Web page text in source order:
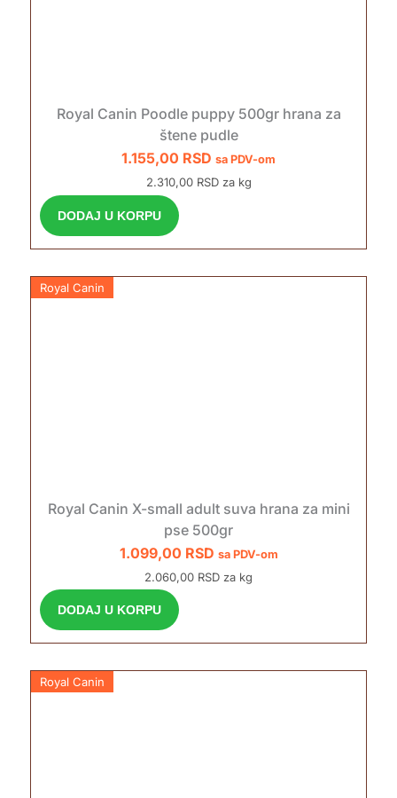
Royal Canin Poodle puppy 500gr hrana za
štene pudle
1.155,00 RSD sa PDV-om
2.310,00 RSD za kg
DODAJ U KORPU
Royal Canin
Royal Canin X-small adult suva hrana za mini
pse 500gr
1.099,00 RSD sa PDV-om
2.060,00 RSD za kg
DODAJ U KORPU
Royal Canin